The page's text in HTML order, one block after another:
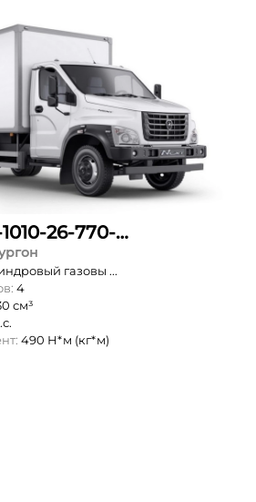
ГАЗ С41R36-1010-26-770-99-00-000
газовы ...
4
см³
490 Н*м (кг*м)